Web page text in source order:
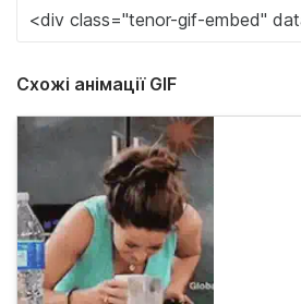
Схожі анімації GIF